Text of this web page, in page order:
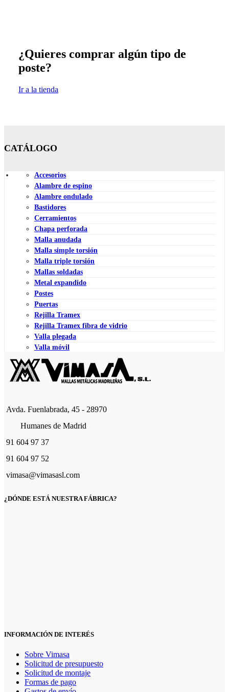
¿Quieres comprar algún tipo de
poste?
Ir a la tienda
CATÁLOGO
Accesorios
Alambre de espino
Alambre ondulado
Bastidores
Cerramientos
Chapa perforada
Malla anudada
Malla simple torsión
Malla triple torsión
Mallas soldadas
Metal expandido
Postes
Puertas
Rejilla Tramex
Rejilla Tramex fibra de vidrio
Valla plegada
Valla móvil
Avda. Fuenlabrada, 45 - 28970
Humanes de Madrid
91 604 97 37
91 604 97 52
vimasa@vimasasl.com
¿DÓNDE ESTÁ NUESTRA FÁBRICA?
INFORMACIÓN DE INTERÉS
Sobre Vimasa
Solicitud de presupuesto
Solicitud de montaje
Formas de pago